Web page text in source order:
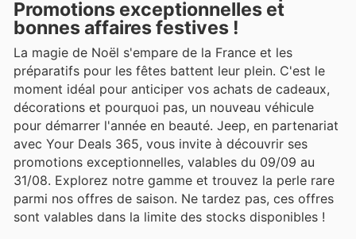
Promotions exceptionnelles et
bonnes affaires festives !
La magie de Noël s'empare de la France et les
préparatifs pour les fêtes battent leur plein. C'est le
moment idéal pour anticiper vos achats de cadeaux,
décorations et pourquoi pas, un nouveau véhicule
pour démarrer l'année en beauté. Jeep, en partenariat
avec Your Deals 365, vous invite à découvrir ses
promotions exceptionnelles, valables du 09/09 au
31/08. Explorez notre gamme et trouvez la perle rare
parmi nos offres de saison. Ne tardez pas, ces offres
sont valables dans la limite des stocks disponibles !